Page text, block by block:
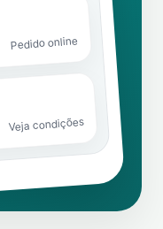
Pedido online
Veja condições